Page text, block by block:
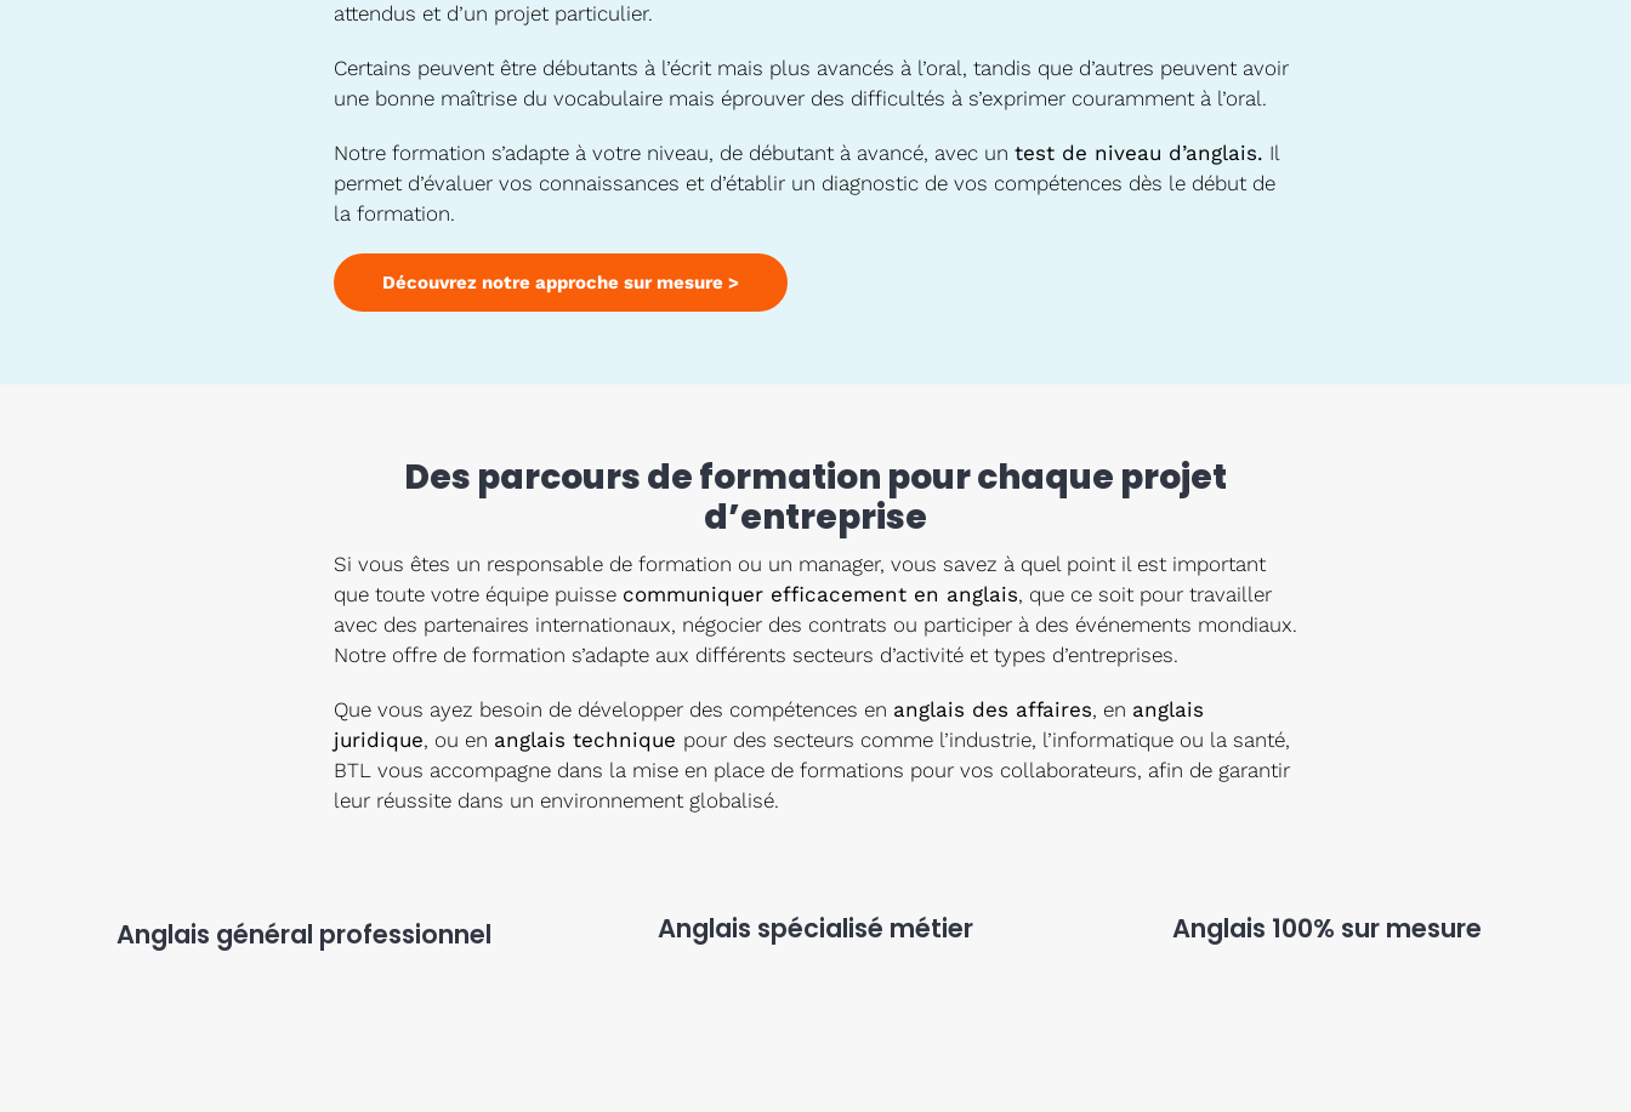
attendus et d’un projet particulier.
Certains peuvent être débutants à l’écrit mais plus avancés à l’oral, tandis que d’autres peuvent avoir
une bonne maîtrise du vocabulaire mais éprouver des difficultés à s’exprimer couramment à l’oral.
Notre formation s’adapte à votre niveau, de débutant à avancé, avec un test de niveau d’anglais. Il
permet d’évaluer vos connaissances et d’établir un diagnostic de vos compétences dès le début de
la formation.
Découvrez notre approche sur mesure >
Des parcours de formation pour chaque projet
d’entreprise
Si vous êtes un responsable de formation ou un manager, vous savez à quel point il est important
que toute votre équipe puisse communiquer efficacement en anglais, que ce soit pour travailler
avec des partenaires internationaux, négocier des contrats ou participer à des événements mondiaux.
Notre offre de formation s’adapte aux différents secteurs d’activité et types d’entreprises.
Que vous ayez besoin de développer des compétences en anglais des affaires, en anglais
juridique, ou en anglais technique pour des secteurs comme l’industrie, l’informatique ou la santé,
BTL vous accompagne dans la mise en place de formations pour vos collaborateurs, afin de garantir
leur réussite dans un environnement globalisé.
Anglais général professionnel Anglais spécialisé métier Anglais 100% sur mesure